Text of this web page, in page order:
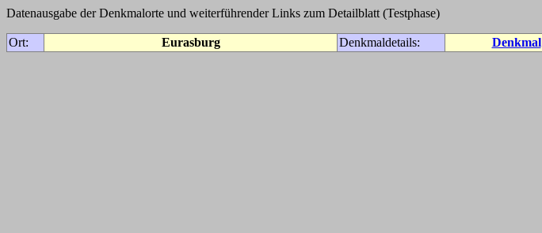
Datenausgabe der Denkmalorte und weiterführender Links zum Detailblatt (Testphase)
Ort: Eurasburg Denkmaldetails: Denkmal